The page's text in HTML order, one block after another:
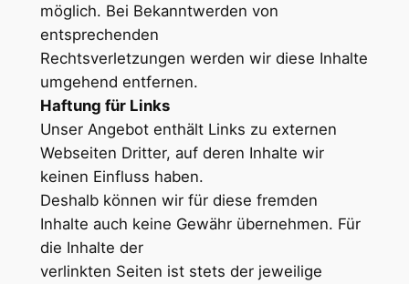
möglich. Bei Bekanntwerden von
entsprechenden
Rechtsverletzungen werden wir diese Inhalte
umgehend entfernen.
Haftung für Links
Unser Angebot enthält Links zu externen
Webseiten Dritter, auf deren Inhalte wir
keinen Einfluss haben.
Deshalb können wir für diese fremden
Inhalte auch keine Gewähr übernehmen. Für
die Inhalte der
verlinkten Seiten ist stets der jeweilige